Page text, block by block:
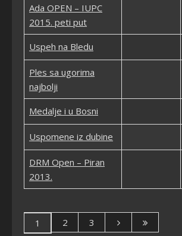
Ada OPEN – IUPC
2015. peti put
Uspeh na Bledu
Ples sa ugorima
najbolji
Medalje i u Bosni
Uspomene iz dubine
DRM Open – Piran
2013.
1
2 3